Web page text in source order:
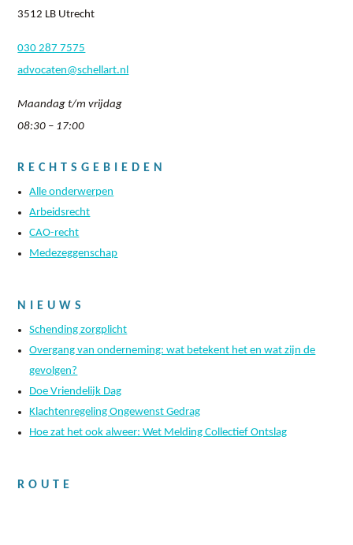
3512 LB Utrecht
030 287 7575
advocaten@schellart.nl
Maandag t/m vrijdag
08:30 – 17:00
RECHTSGEBIEDEN
Alle onderwerpen
Arbeidsrecht
CAO-recht
Medezeggenschap
NIEUWS
Schending zorgplicht
Overgang van onderneming: wat betekent het en wat zijn de
gevolgen?
Doe Vriendelijk Dag
Klachtenregeling Ongewenst Gedrag
Hoe zat het ook alweer: Wet Melding Collectief Ontslag
ROUTE